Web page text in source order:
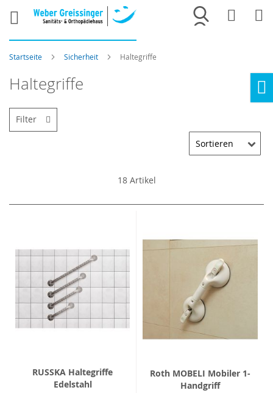
Merkliste
Startseite Sicherheit Haltegriffe
Haltegriffe
18Artikel
RUSSKA Haltegriffe
Edelstahl
Roth MOBELI Mobiler 1-
Handgriff
Filter